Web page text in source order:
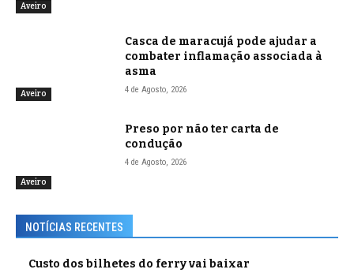
Aveiro
Aveiro
Casca de maracujá pode ajudar a
combater inflamação associada à
asma
4 de Agosto, 2026
Aveiro
Preso por não ter carta de
condução
4 de Agosto, 2026
NOTÍCIAS RECENTES
Custo dos bilhetes do ferry vai baixar